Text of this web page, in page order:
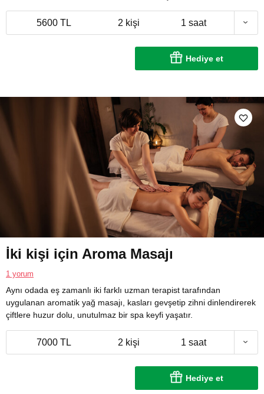
5600 TL 2 kişi 1 saat
Hediye et
İki kişi için Aroma Masajı
1 yorum
Aynı odada eş zamanlı iki farklı uzman terapist tarafından
uygulanan aromatik yağ masajı, kasları gevşetip zihni dinlendirerek
çiftlere huzur dolu, unutulmaz bir spa keyfi yaşatır.
7000 TL 2 kişi 1 saat
Hediye et